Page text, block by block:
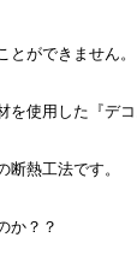
とができません。
を使用した『デ
断熱工法です。
か？？